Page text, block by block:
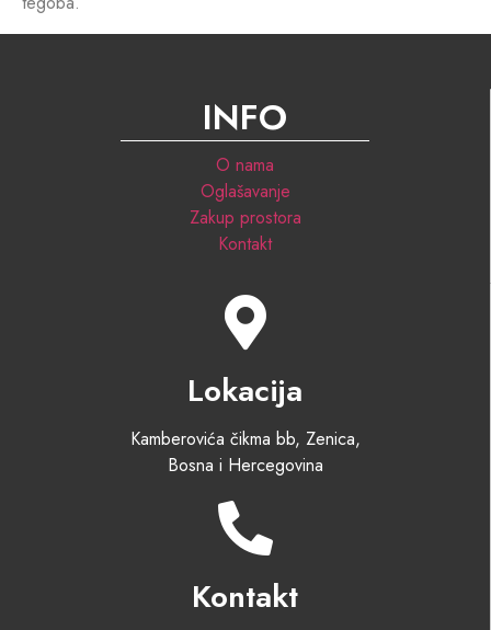
INFO
O nama
Oglašavanje
Zakup prostora
Kontakt
Lokacija
Kamberovića čikma bb, Zenica,
Bosna i Hercegovina
Kontakt